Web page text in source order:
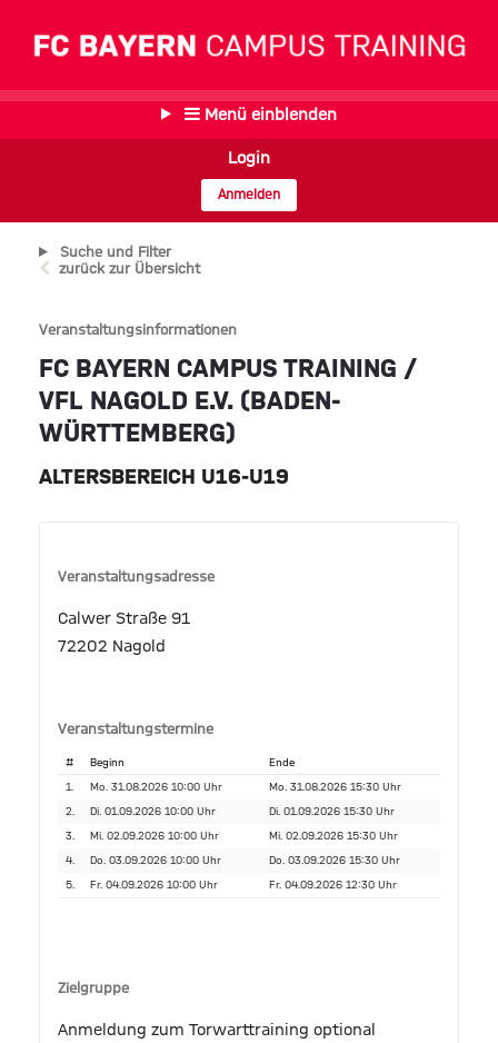
Menü einblenden
Login
Anmelden
Suche und Filter
zurück zur Übersicht
Veranstaltungsinformationen
FC BAYERN CAMPUS TRAINING /
VFL NAGOLD E.V. (BADEN-
WÜRTTEMBERG)
ALTERSBEREICH U16-U19
Veranstaltungsadresse
Calwer Straße 91
72202 Nagold
Veranstaltungstermine
# Beginn Ende
1. Mo. 31.08.2026 10:00 Uhr Mo. 31.08.2026 15:30 Uhr
2. Di. 01.09.2026 10:00 Uhr Di. 01.09.2026 15:30 Uhr
3. Mi. 02.09.2026 10:00 Uhr Mi. 02.09.2026 15:30 Uhr
4. Do. 03.09.2026 10:00 Uhr Do. 03.09.2026 15:30 Uhr
5. Fr. 04.09.2026 10:00 Uhr Fr. 04.09.2026 12:30 Uhr
Zielgruppe
Anmeldung zum Torwarttraining optional